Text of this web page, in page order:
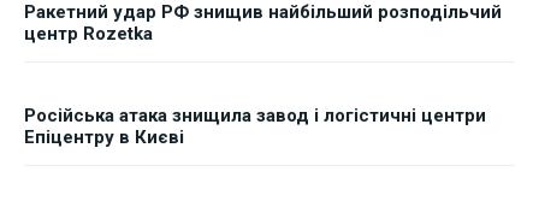
Ракетний удар РФ знищив найбільший розподільчий
центр Rozetka
Російська атака знищила завод і логістичні центри
Епіцентру в Києві